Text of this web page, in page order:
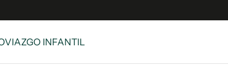
INFANTIL